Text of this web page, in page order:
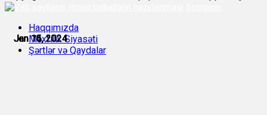
Jan 13, 2024
Jan 13, 2024
Jan 14, 2024
Jan 15, 2024
Jan 16, 2024
Jan 16, 2024
Haqqımızda
Məxfilik Siyasəti
Şərtlər və Qaydalar